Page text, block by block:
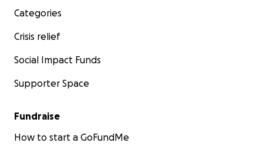
Categories
Crisis relief
Social Impact Funds
Supporter Space
Fundraise
How to start a GoFundMe